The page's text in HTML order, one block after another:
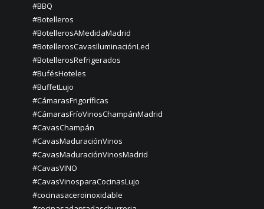
#BBQ
#Botelleros
#BotellerosAMedidaMadrid
#BotellerosCavasIluminaciónLed
#BotellerosRefrigerados
#BufésHoteles
#BuffetLujo
#CámarasFrigoríficas
#CámarasFríoVinosChampánMadrid
#CavasChampán
#CavasMaduraciónVinos
#CavasMaduraciónVinosMadrid
#CavasVINO
#CavasVinosparaCocinasLujo
#cocinasaceroinoxidable